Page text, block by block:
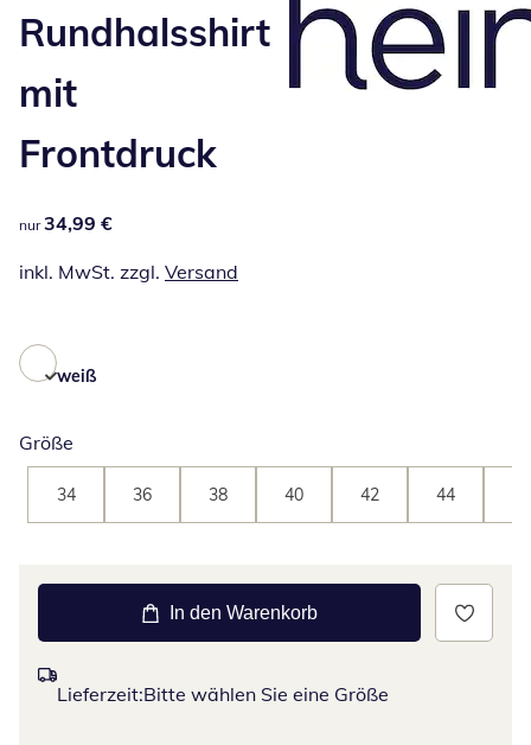
Rundhalsshirt
mit
Frontdruck
34,99 €
nur 34,99 €
inkl. MwSt. zzgl. Versand
weiß
Größe
34 36 38 40 42 44
In den Warenkorb
Lieferzeit:Bitte wählen Sie eine Größe